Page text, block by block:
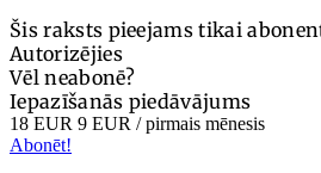
Šis raksts pieejams tikai
Autorizējies
Vēl neabonē?
Iepazīšanās piedāvājums
18 EUR 9 EUR / pirmais mēnesis
Abonēt!